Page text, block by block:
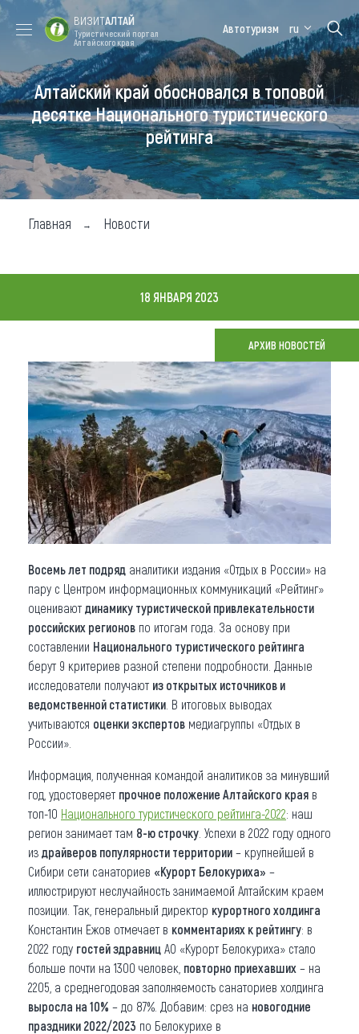
Форум VISIT
ALTAI
Цветение
маральника
Медицинский
форум
Алтайская
зимовка
Туры
Где побывать
Чем заняться
Карта
Что привезти (сувениры)
О регионе
Коллекция впечатлений
Другие рубрики
ВИЗИТАЛТАЙ
Туристический портал
Алтайского края
Автотуризм ru
Алтайский край обосновался в топовой
десятке Национального туристического
рейтинга
Главная Новости
18 ЯНВАРЯ 2023
АРХИВ НОВОСТЕЙ
Восемь лет подряд аналитики издания «Отдых в России» на
пару с Центром информационных коммуникаций «Рейтинг»
оценивают динамику туристической привлекательности
российских регионов по итогам года. За основу при
составлении Национального туристического рейтинга
берут 9 критериев разной степени подробности. Данные
исследователи получают из открытых источников и
ведомственной статистики . В итоговых выводах
учитываются оценки экспертов медиагруппы «Отдых в
России».
Информация, полученная командой аналитиков за минувший
год, удостоверяет прочное положение Алтайского края в
топ-10 Национального туристического рейтинга-2022: наш
регион занимает там 8-ю строчку . Успехи в 2022 году одного
из драйверов популярности территории – крупнейшей в
Сибири сети санаториев «Курорт Белокуриха» –
иллюстрируют неслучайность занимаемой Алтайским краем
позиции. Так, генеральный директор курортного холдинга
Константин Ежов отмечает в комментариях к рейтингу: в
2022 году гостей здравниц АО «Курорт Белокуриха» стало
больше почти на 1300 человек, повторно приехавших – на
2205, а среднегодовая заполняемость санаториев холдинга
выросла на 10% – до 87%. Добавим: срез на новогодние
праздники 2022/2023 по Белокурихе в